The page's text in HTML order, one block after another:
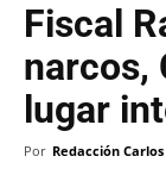
Fiscal
narcos,
lugar
Por Redacción